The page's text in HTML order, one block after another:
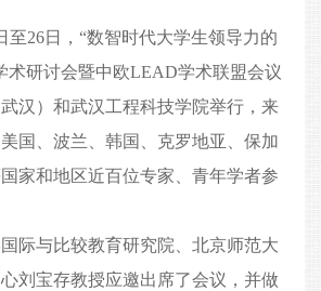
至26日，“数智时代大学生领导力的
术研讨会暨中欧LEAD学术联盟会议
汉）和武汉工程科技学院举行，来
国、波兰、韩国、克罗地亚、保加
家和地区近百位专家、青年学者参
际与比较教育研究院、北京师范大
刘宝存教授应邀出席了会议，并做